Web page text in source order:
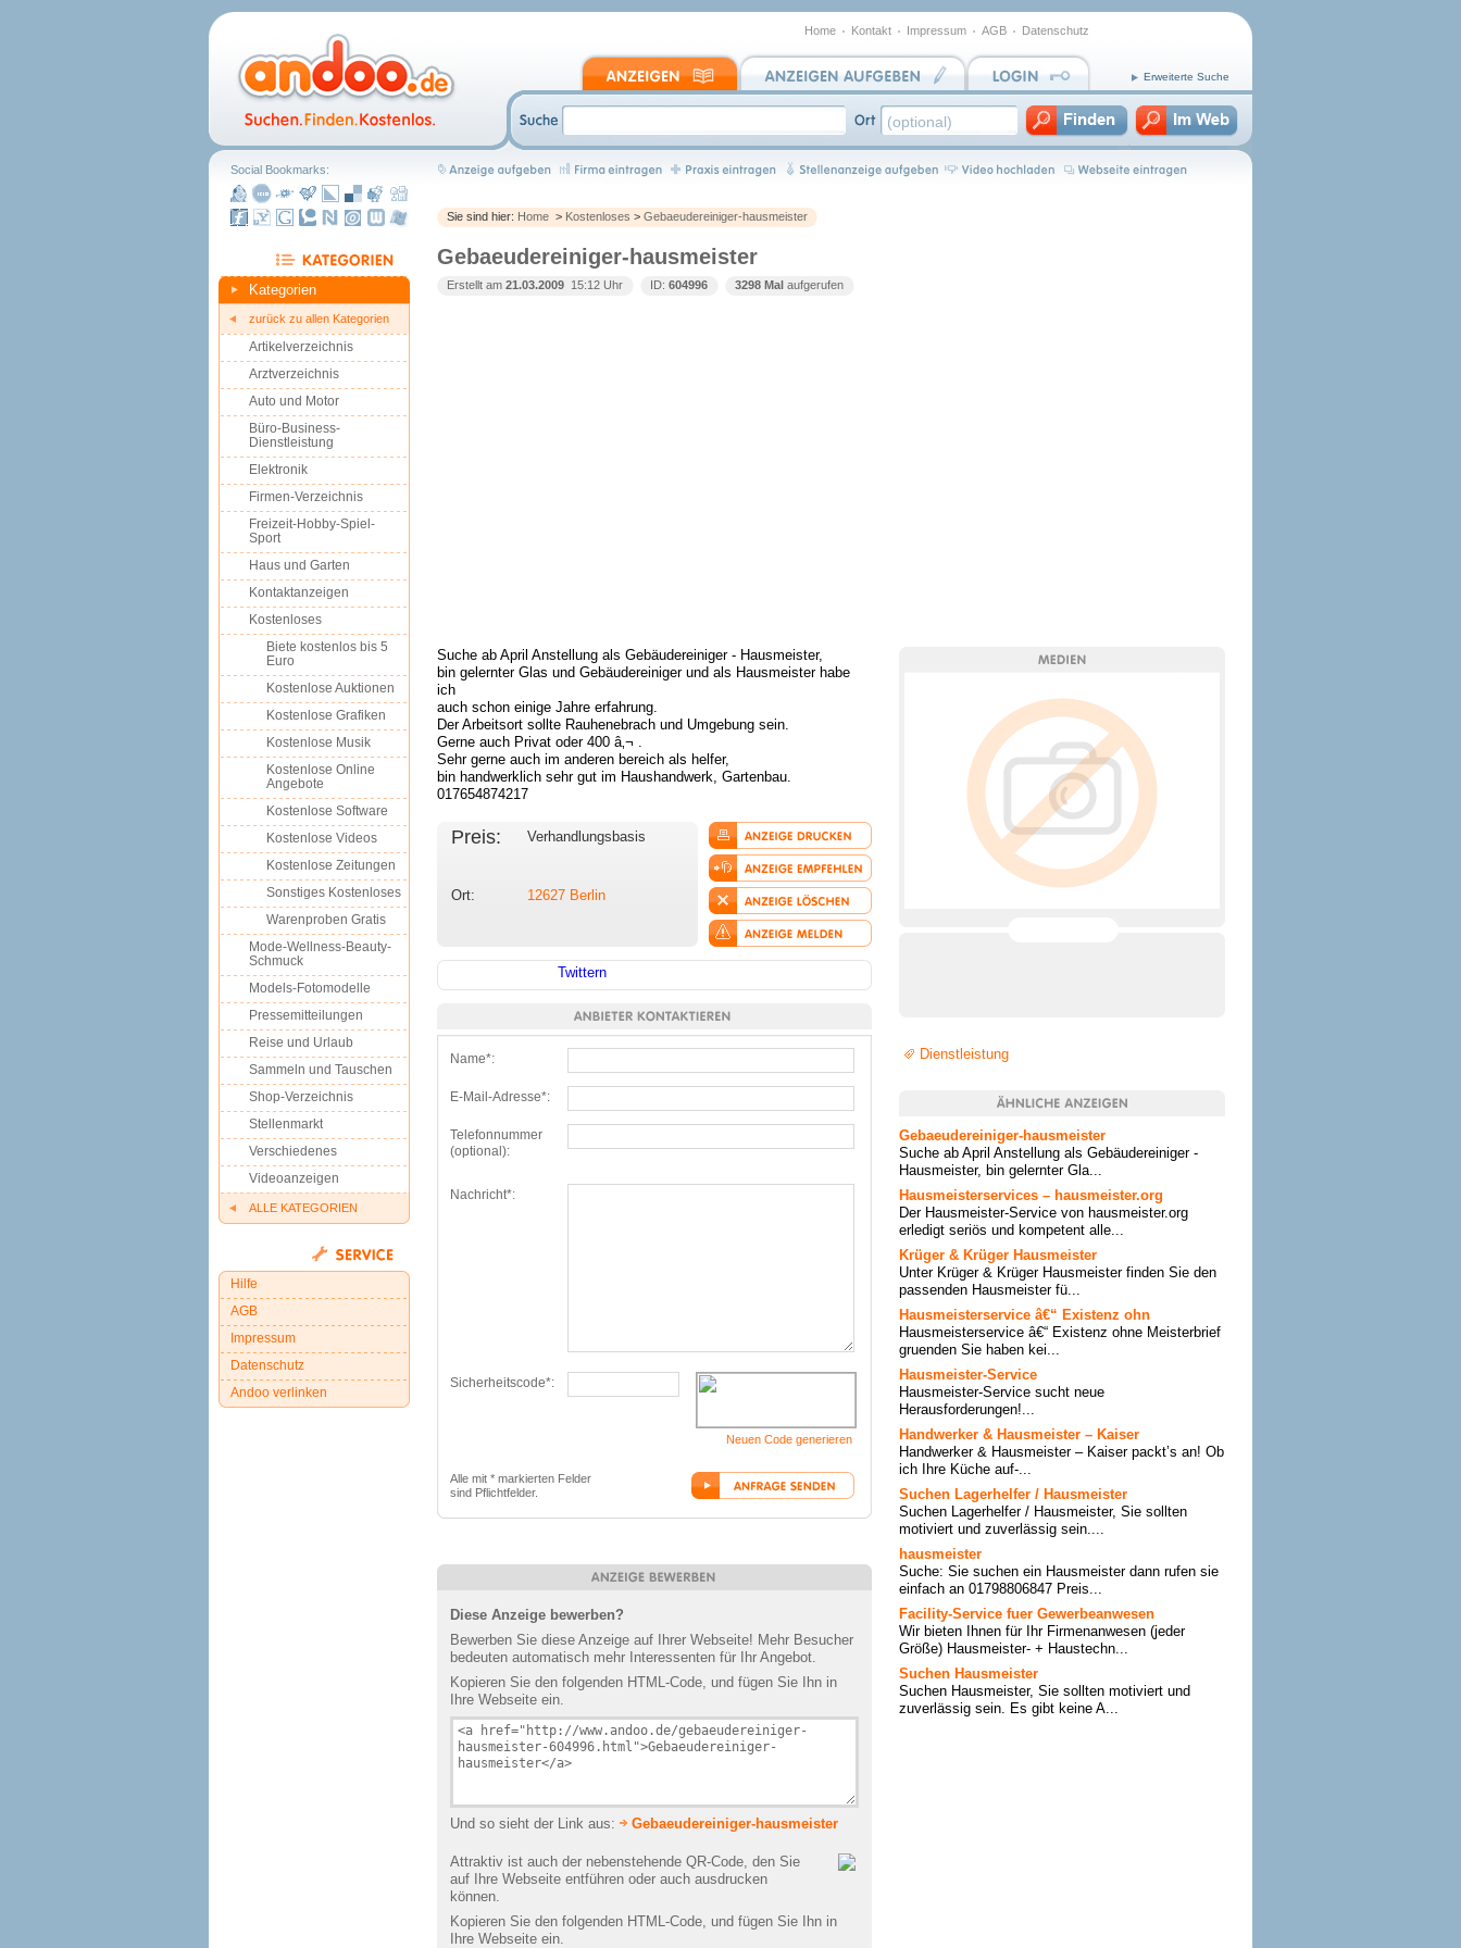
Home Kontakt Impressum AGB Datenschutz
Erweiterte Suche
Sie sind hier: Home > Kostenloses > Gebaeudereiniger-hausmeister
Gebaeudereiniger-hausmeister
Erstellt am 21.03.2009  15:12 Uhr ID: 604996 3298 Mal aufgerufen
Suche ab April Anstellung als Gebäudereiniger - Hausmeister,
bin gelernter Glas und Gebäudereiniger und als Hausmeister habe
ich
auch schon einige Jahre erfahrung.
Der Arbeitsort sollte Rauhenebrach und Umgebung sein.
Gerne auch Privat oder 400 â‚¬ .
Sehr gerne auch im anderen bereich als helfer,
bin handwerklich sehr gut im Haushandwerk, Gartenbau.
017654874217
Preis: Verhandlungsbasis
Ort: 12627 Berlin
Twittern
Name*:
E-Mail-Adresse*:
Telefonnummer
(optional):
Nachricht*:
Sicherheitscode*:
Neuen Code generieren
Alle mit * markierten Felder
sind Pflichtfelder.
Diese Anzeige bewerben?
Bewerben Sie diese Anzeige auf Ihrer Webseite! Mehr Besucher
bedeuten automatisch mehr Interessenten für Ihr Angebot.
Kopieren Sie den folgenden HTML-Code, und fügen Sie Ihn in
Ihre Webseite ein.
Und so sieht der Link aus: Gebaeudereiniger-hausmeister
Attraktiv ist auch der nebenstehende QR-Code, den Sie
auf Ihre Webseite entführen oder auch ausdrucken
können.
Kopieren Sie den folgenden HTML-Code, und fügen Sie Ihn in
Ihre Webseite ein.
Dienstleistung
Gebaeudereiniger-hausmeister
Suche ab April Anstellung als Gebäudereiniger -
Hausmeister, bin gelernter Gla...
Hausmeisterservices – hausmeister.org
Der Hausmeister-Service von hausmeister.org
erledigt seriös und kompetent alle...
Krüger & Krüger Hausmeister
Unter Krüger & Krüger Hausmeister finden Sie den
passenden Hausmeister fü...
Hausmeisterservice â€“ Existenz ohn
Hausmeisterservice â€“ Existenz ohne Meisterbrief
gruenden Sie haben kei...
Hausmeister-Service
Hausmeister-Service sucht neue
Herausforderungen!...
Handwerker & Hausmeister – Kaiser
Handwerker & Hausmeister – Kaiser packt’s an! Ob
ich Ihre Küche auf-...
Suchen Lagerhelfer / Hausmeister
Suchen Lagerhelfer / Hausmeister, Sie sollten
motiviert und zuverlässig sein....
hausmeister
Suche: Sie suchen ein Hausmeister dann rufen sie
einfach an 01798806847 Preis...
Facility-Service fuer Gewerbeanwesen
Wir bieten Ihnen für Ihr Firmenanwesen (jeder
Größe) Hausmeister- + Haustechn...
Suchen Hausmeister
Suchen Hausmeister, Sie sollten motiviert und
zuverlässig sein. Es gibt keine A...
Social Bookmarks:
Kategorien
zurück zu allen Kategorien
Artikelverzeichnis
Arztverzeichnis
Auto und Motor
Büro-Business-
Dienstleistung
Elektronik
Firmen-Verzeichnis
Freizeit-Hobby-Spiel-
Sport
Haus und Garten
Kontaktanzeigen
Kostenloses
Biete kostenlos bis 5
Euro
Kostenlose Auktionen
Kostenlose Grafiken
Kostenlose Musik
Kostenlose Online
Angebote
Kostenlose Software
Kostenlose Videos
Kostenlose Zeitungen
Sonstiges Kostenloses
Warenproben Gratis
Mode-Wellness-Beauty-
Schmuck
Models-Fotomodelle
Pressemitteilungen
Reise und Urlaub
Sammeln und Tauschen
Shop-Verzeichnis
Stellenmarkt
Verschiedenes
Videoanzeigen
ALLE KATEGORIEN
Hilfe
AGB
Impressum
Datenschutz
Andoo verlinken